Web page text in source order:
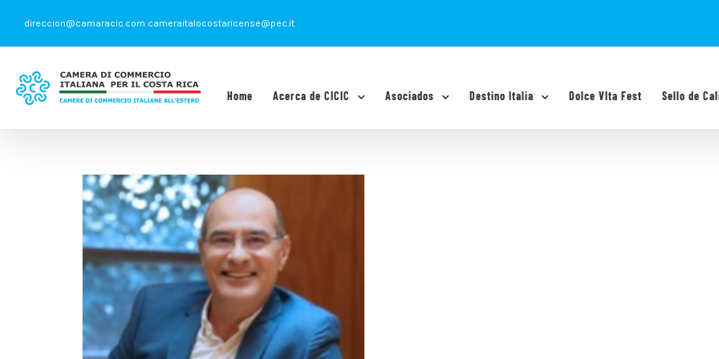
contenido
direccion@camaracic.com cameraitalocostaricense@pec.it
Home Acerca de CICIC Asociados Destino Italia Dolce VIta Fest Sello de